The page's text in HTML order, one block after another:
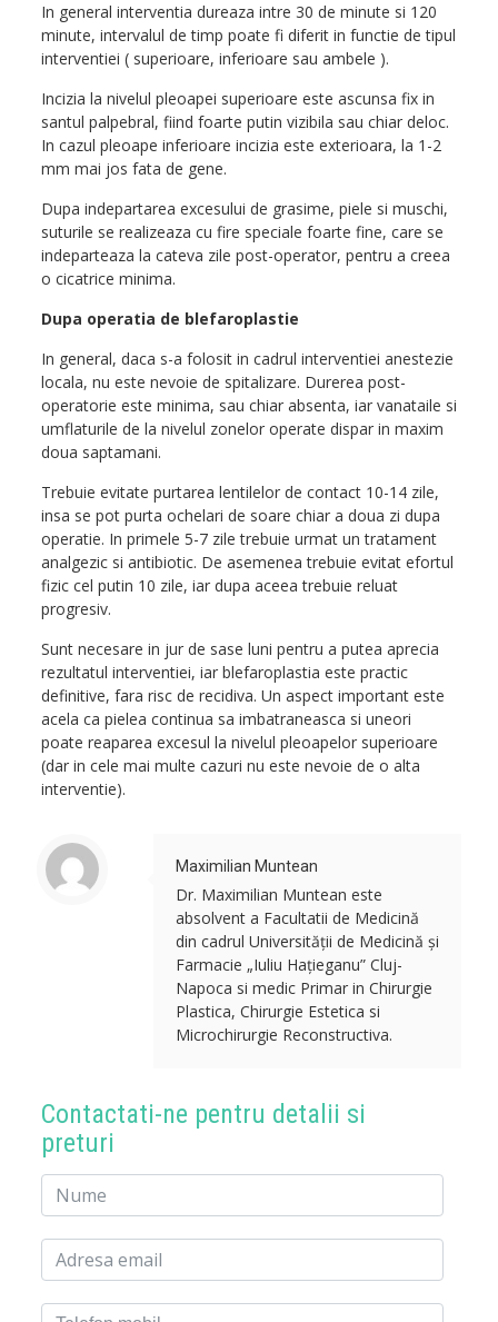
In general interventia dureaza intre 30 de minute si 120
minute, intervalul de timp poate fi diferit in functie de tipul
interventiei ( superioare, inferioare sau ambele ).
Incizia la nivelul pleoapei superioare este ascunsa fix in
santul palpebral, fiind foarte putin vizibila sau chiar deloc.
In cazul pleoape inferioare incizia este exterioara, la 1-2
mm mai jos fata de gene.
Dupa indepartarea excesului de grasime, piele si muschi,
suturile se realizeaza cu fire speciale foarte fine, care se
indeparteaza la cateva zile post-operator, pentru a creea
o cicatrice minima.
Dupa operatia de blefaroplastie
In general, daca s-a folosit in cadrul interventiei anestezie
locala, nu este nevoie de spitalizare. Durerea post-
operatorie este minima, sau chiar absenta, iar vanataile si
umflaturile de la nivelul zonelor operate dispar in maxim
doua saptamani.
Trebuie evitate purtarea lentilelor de contact 10-14 zile,
insa se pot purta ochelari de soare chiar a doua zi dupa
operatie. In primele 5-7 zile trebuie urmat un tratament
analgezic si antibiotic. De asemenea trebuie evitat efortul
fizic cel putin 10 zile, iar dupa aceea trebuie reluat
progresiv.
Sunt necesare in jur de sase luni pentru a putea aprecia
rezultatul interventiei, iar blefaroplastia este practic
definitive, fara risc de recidiva. Un aspect important este
acela ca pielea continua sa imbatraneasca si uneori
poate reaparea excesul la nivelul pleoapelor superioare
(dar in cele mai multe cazuri nu este nevoie de o alta
interventie).
Maximilian Muntean
Dr. Maximilian Muntean este
absolvent a Facultatii de Medicină
din cadrul Universității de Medicină și
Farmacie „Iuliu Hațieganu” Cluj-
Napoca si medic Primar in Chirurgie
Plastica, Chirurgie Estetica si
Microchirurgie Reconstructiva.
Contactati-ne pentru detalii si
preturi